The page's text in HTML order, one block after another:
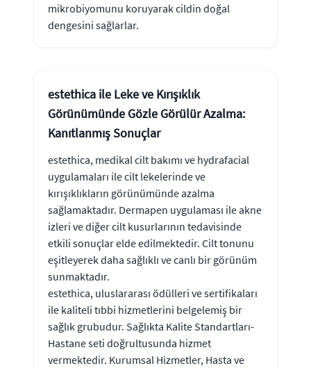
mikrobiyomunu koruyarak cildin doğal
dengesini sağlarlar.
estethica ile Leke ve Kırışıklık
Görünümünde Gözle Görülür Azalma:
Kanıtlanmış Sonuçlar
estethica, medikal cilt bakımı ve hydrafacial
uygulamaları ile cilt lekelerinde ve
kırışıklıkların görünümünde azalma
sağlamaktadır. Dermapen uygulaması ile akne
izleri ve diğer cilt kusurlarının tedavisinde
etkili sonuçlar elde edilmektedir. Cilt tonunu
eşitleyerek daha sağlıklı ve canlı bir görünüm
sunmaktadır.
estethica, uluslararası ödülleri ve sertifikaları
ile kaliteli tıbbi hizmetlerini belgelemiş bir
sağlık grubudur. Sağlıkta Kalite Standartları-
Hastane seti doğrultusunda hizmet
vermektedir. Kurumsal Hizmetler, Hasta ve